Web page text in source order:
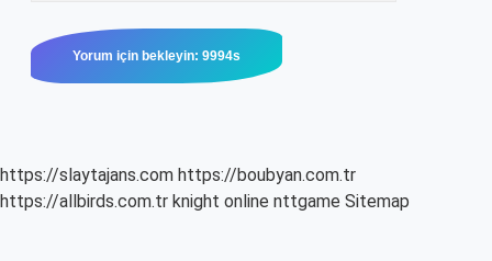
https://slaytajans.com https://boubyan.com.tr
https://allbirds.com.tr knight online nttgame Sitemap